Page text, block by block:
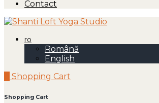
Contact
ro
Română
English
Shopping Cart
Shopping Cart